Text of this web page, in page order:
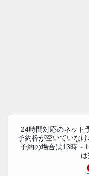
24時間対応のネッ
予約枠が空いていな
予約の場合は13時～